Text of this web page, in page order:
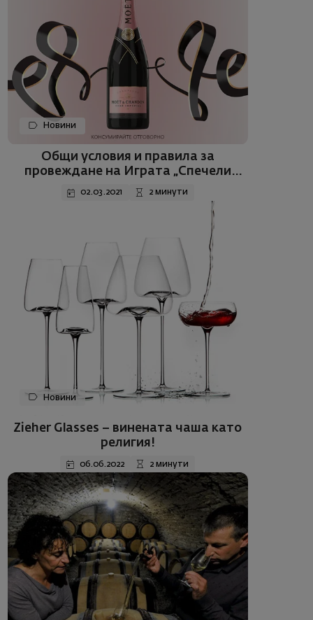
Новини
Общи условия и правила за
провеждане на Играта „Спечели
бутилка Моет Розе за 8 март“
02.03.2021 2 минути
Новини
Zieher Glasses – винената чаша като
религия!
06.06.2022 2 минути